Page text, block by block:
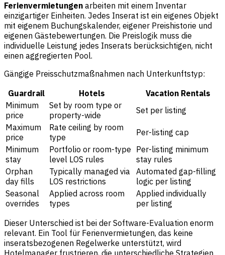
Ferienvermietungen arbeiten mit einem Inventar
einzigartiger Einheiten. Jedes Inserat ist ein eigenes Objekt
mit eigenem Buchungskalender, eigener Preishistorie und
eigenen Gästebewertungen. Die Preislogik muss die
individuelle Leistung jedes Inserats berücksichtigen, nicht
einen aggregierten Pool.
Gängige Preisschutzmaßnahmen nach Unterkunftstyp:
Guardrail
Hotels
Vacation Rentals
Minimum
price
Set by room type or
property-wide
Set per listing
Maximum
price
Rate ceiling by room
type
Per-listing cap
Minimum
stay
Portfolio or room-type
level LOS rules
Per-listing minimum
stay rules
Orphan
day fills
Typically managed via
LOS restrictions
Automated gap-filling
logic per listing
Seasonal
overrides
Applied across room
types
Applied individually
per listing
Dieser Unterschied ist bei der Software-Evaluation enorm
relevant. Ein Tool für Ferienvermietungen, das keine
inseratsbezogenen Regelwerke unterstützt, wird